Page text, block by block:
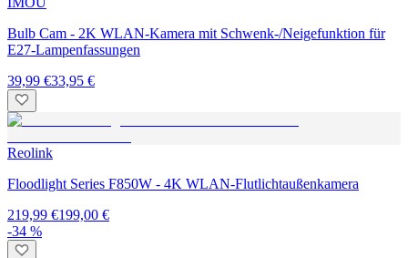
Bulb Cam - 2K WLAN-Kamera mit Schwenk-/Neigefunktion für
E27-Lampenfassungen
39,99 €33,95 €
Reolink
Floodlight Series F850W - 4K WLAN-Flutlichtaußenkamera
219,99 €199,00 €
-34 %